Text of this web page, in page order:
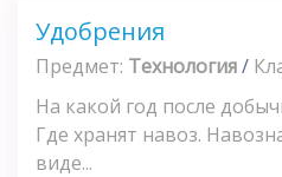
Удобрения
Предмет: Технология/
На какой год после
Где хранят навоз.
виде...